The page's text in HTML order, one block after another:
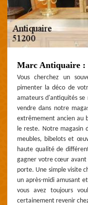
Marc Antiquaire :
Vous cherchez un
pimenter la déco de
amateurs d'antiquités
vendre dans notre
extrêmement ancien au
le reste. Notre magasin
meubles, bibelots et
haute qualité de
gagner votre cœur avant
porte. Une simple visite
un après-midi amusant
vous avez toujours
certainement revenir